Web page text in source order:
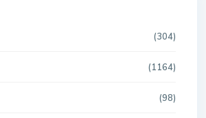
(304)
(1164)
(98)